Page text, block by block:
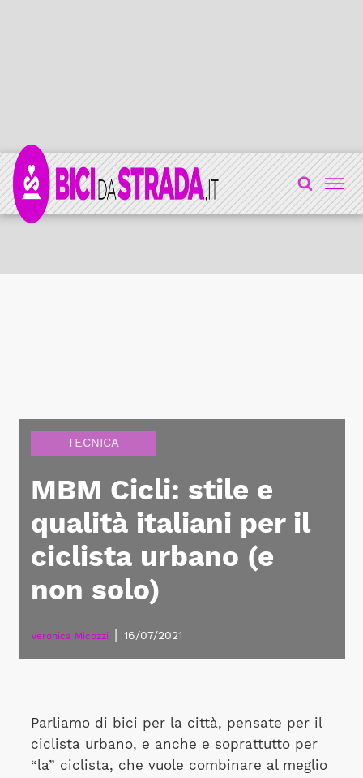
TECNICA
MBM Cicli: stile e
qualità italiani per il
ciclista urbano (e
non solo)
Veronica Micozzi 16/07/2021
Parliamo di bici per la città, pensate per il
ciclista urbano, e anche e soprattutto per
“la” ciclista, che vuole combinare al meglio